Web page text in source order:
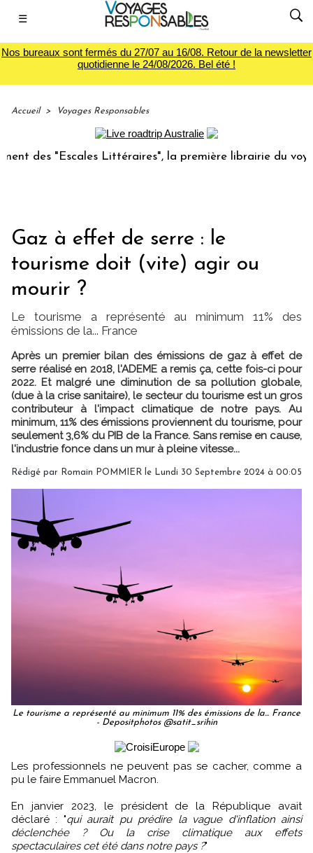
☰
Nos bureaux sont fermés du 27/07 au 16/08. Retour de la newsletter
quotidienne le 24/08/2026. Bel été !
Accueil > Voyages Responsables
Littéraires", la première librairie du voyage Le
Gaz à effet de serre : le
tourisme doit (vite) agir ou
mourir ?
Le tourisme a représenté au minimum 11% des
émissions de la... France
Après un premier bilan des émissions de gaz à effet de
serre réalisé en 2018, l'ADEME a remis ça, cette fois-ci pour
2022. Et malgré une diminution de sa pollution globale,
(due à la crise sanitaire), le secteur du tourisme est un gros
contributeur à l'impact climatique de notre pays. Au
minimum, 11% des émissions proviennent du tourisme, pour
seulement 3,6% du PIB de la France. Sans remise en cause,
l'industrie fonce dans un mur à pleine vitesse...
Rédigé par Romain POMMIER le Lundi 30 Septembre 2024 à 00:05
Le tourisme a représenté au minimum 11% des émissions de la... France
- Depositphotos @satit_srihin
Les professionnels ne peuvent pas se cacher, comme a
pu le faire Emmanuel Macron.
En janvier 2023, le président de la République avait
déclaré : "qui aurait pu prédire la vague d'inflation ainsi
déclenchée ? Ou la crise climatique aux effets
spectaculaires cet été dans notre pays ?"